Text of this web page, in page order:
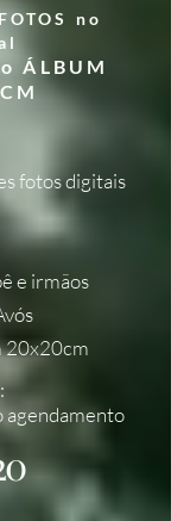
no
ÁLBUM
fotos digitais
e irmãos
20x20cm
agendamento